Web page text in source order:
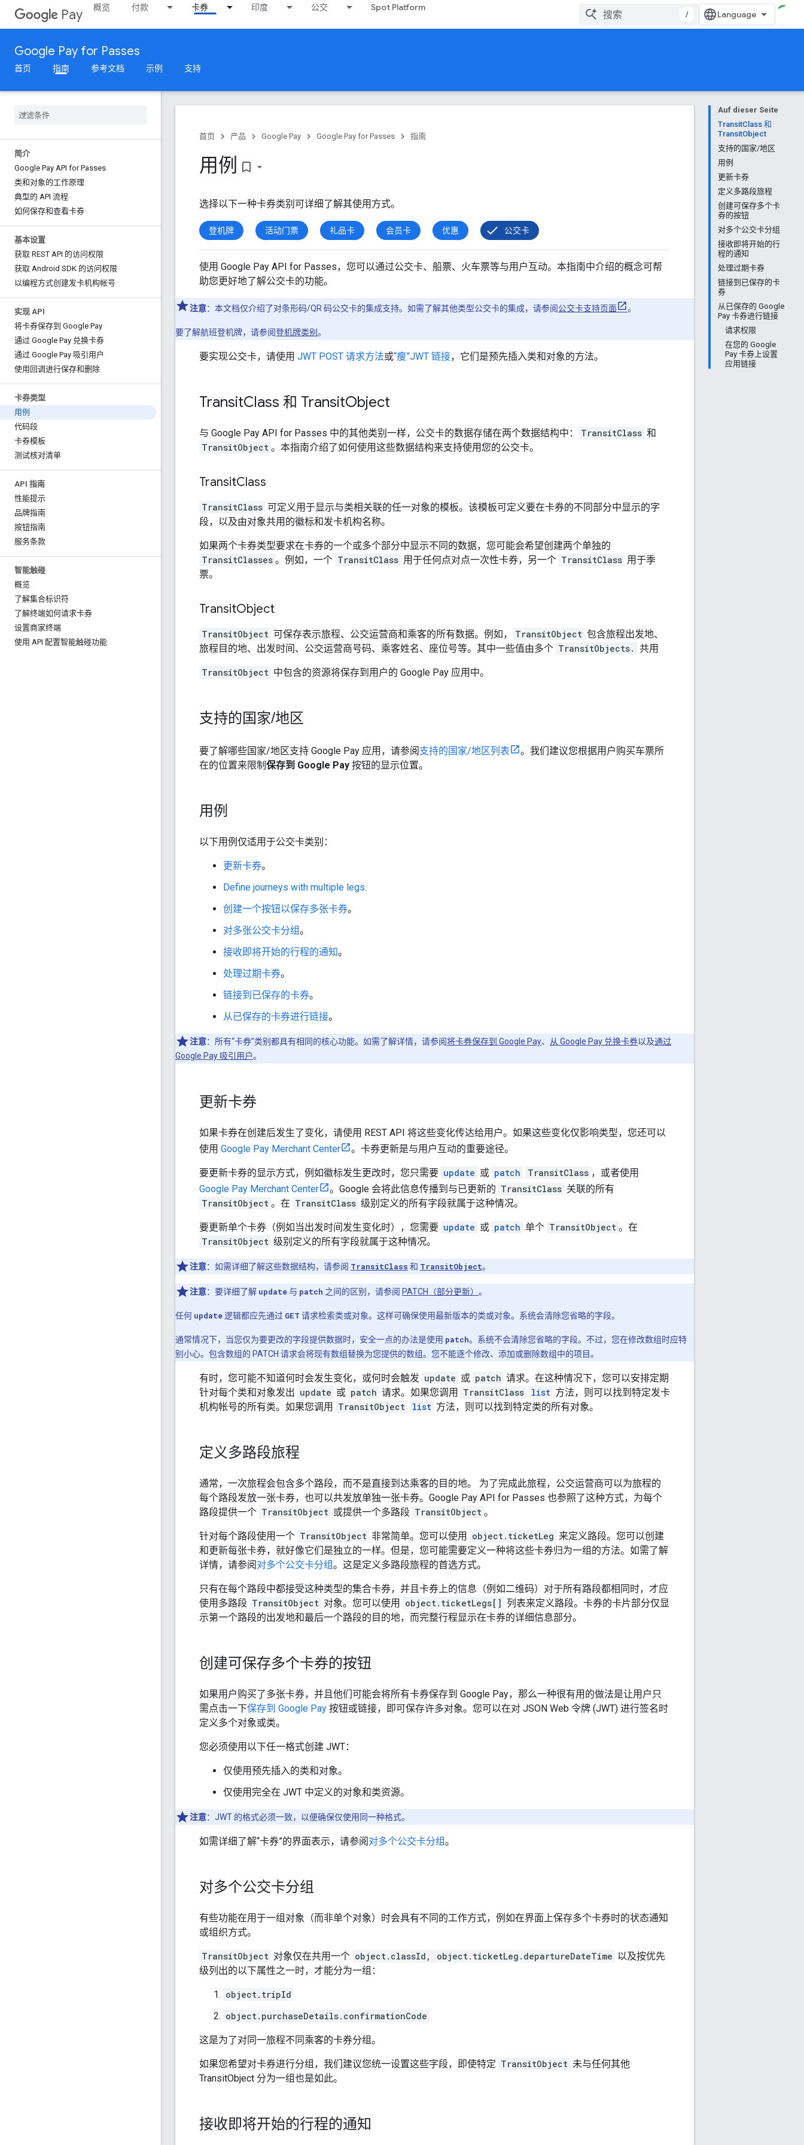
Pay 概览 付款 卡券 印度 公交 Spot Platform
/
Google Pay for Passes
首页 指南 参考文档 示例 支持
简介
Google Pay API for Passes
类和对象的工作原理
典型的 API 流程
如何保存和查看卡券
基本设置
获取 REST API 的访问权限
获取 Android SDK 的访问权限
以编程方式创建发卡机构帐号
实现 API
将卡券保存到 Google Pay
通过 Google Pay 兑换卡券
通过 Google Pay 吸引用户
使用回调进行保存和删除
卡券类型
用例
代码段
卡券模板
测试核对清单
API 指南
性能提示
品牌指南
按钮指南
服务条款
智能触碰
概览
了解集合标识符
了解终端如何请求卡券
设置商家终端
使用 API 配置智能触碰功能
Auf dieser Seite
TransitClass 和
TransitObject
支持的国家/地区
用例
更新卡券
定义多路段旅程
创建可保存多个卡
券的按钮
对多个公交卡分组
接收即将开始的行
程的通知
处理过期卡券
链接到已保存的卡
券
从已保存的 Google
Pay 卡券进行链接
请求权限
在您的 Google
Pay 卡券上设置
应用链接
首页 产品 Google Pay Google Pay for Passes 指南
用例 bookmark_border
选择以下一种卡券类别可详细了解其使用方式。
登机牌 活动门票 礼品卡 会员卡 优惠 公交卡
使用 Google Pay API for Passes，您可以通过公交卡、船票、火车票等与用户互动。本指南中介绍的概念可帮
助您更好地了解公交卡的功能。
注意：本文档仅介绍了对条形码/QR 码公交卡的集成支持。如需了解其他类型公交卡的集成，请参阅公交卡支持页面 。
要了解航班登机牌，请参阅登机牌类别 。
要实现公交卡，请使用 JWT POST 请求方法或“瘦”JWT 链接，它们是预先插入类和对象的方法。
TransitClass 和 TransitObject
与 Google Pay API for Passes 中的其他类别一样，公交卡的数据存储在两个数据结构中： TransitClass 和
TransitObject 。本指南介绍了如何使用这些数据结构来支持使用您的公交卡。
TransitClass
TransitClass 可定义用于显示与类相关联的任一对象的模板。该模板可定义要在卡券的不同部分中显示的字
段，以及由对象共用的徽标和发卡机构名称。
如果两个卡券类型要求在卡券的一个或多个部分中显示不同的数据，您可能会希望创建两个单独的
TransitClasses 。例如，一个 TransitClass 用于任何点对点一次性卡券，另一个 TransitClass 用于季
票。
TransitObject
TransitObject 可保存表示旅程、公交运营商和乘客的所有数据。例如， TransitObject 包含旅程出发地、
旅程目的地、出发时间、公交运营商号码、乘客姓名、座位号等。其中一些值由多个 TransitObjects. 共用
TransitObject 中包含的资源将保存到用户的 Google Pay 应用中。
支持的国家/地区
要了解哪些国家/地区支持 Google Pay 应用，请参阅支持的国家/地区列表
。我们建议您根据用户购买车票所
在的位置来限制 保存到 Google Pay 按钮的显示位置。
用例
以下用例仅适用于公交卡类别：
更新卡券。
Define journeys with multiple legs.
创建一个按钮以保存多张卡券。
对多张公交卡分组。
接收即将开始的行程的通知。
处理过期卡券。
链接到已保存的卡券。
从已保存的卡券进行链接。
注意：所有“卡券”类别都具有相同的核心功能。如需了解详情，请参阅将卡券保存到 Google Pay、 从 Google Pay 兑换卡券以及通过
Google Pay 吸引用户。
更新卡券
如果卡券在创建后发生了变化，请使用 REST API 将这些变化传达给用户。如果这些变化仅影响类型，您还可以
使用 Google Pay Merchant Center 。卡券更新是与用户互动的重要途径。
要更新卡券的显示方式，例如徽标发生更改时，您只需要 update 或 patch TransitClass ，或者使用
Google Pay Merchant Center
。Google 会将此信息传播到与已更新的 TransitClass 关联的所有
TransitObject 。在 TransitClass 级别定义的所有字段就属于这种情况。
要更新单个卡券（例如当出发时间发生变化时），您需要 update 或 patch 单个 TransitObject 。在
TransitObject 级别定义的所有字段就属于这种情况。
注意：如需详细了解这些数据结构，请参阅 TransitClass 和 TransitObject。
注意：要详细了解 update与 patch 之间的区别，请参阅 PATCH（部分更新） 。
任何 update逻辑都应先通过 GET 请求检索类或对象。这样可确保使用最新版本的类或对象。系统会清除您省略的字段。
通常情况下，当您仅为要更改的字段提供数据时，安全一点的办法是使用 patch。系统不会清除您省略的字段。不过，您在修改数组时应特
别小心。包含数组的 PATCH 请求会将现有数组替换为您提供的数组。您不能逐个修改、添加或删除数组中的项目。
有时，您可能不知道何时会发生变化，或何时会触发 update 或 patch 请求。在这种情况下，您可以安排定期
针对每个类和对象发出 update 或 patch 请求。如果您调用 TransitClass list 方法，则可以找到特定发卡
机构帐号的所有类。如果您调用
TransitObject list 方法，则可以找到特定类的所有对象。
定义多路段旅程
通常，一次旅程会包含多个路段，而不是直接到达乘客的目的地。 为了完成此旅程，公交运营商可以为旅程的
每个路段发放一张卡券，也可以共发放单独一张卡券。Google Pay API for Passes 也参照了这种方式，为每个
路段提供一个 TransitObject 或提供一个多路段 TransitObject 。
针对每个路段使用一个 TransitObject 非常简单。您可以使用 object.ticketLeg 来定义路段。您可以创建
和更新每张卡券，就好像它们是独立的一样。但是，您可能需要定义一种将这些卡券归为一组的方法。如需了解
详情，请参阅对多个公交卡分组。这是定义多路段旅程的首选方式。
只有在每个路段中都接受这种类型的集合卡券，并且卡券上的信息（例如二维码）对于所有路段都相同时，才应
使用多路段 TransitObject 对象。您可以使用 object.ticketLegs[] 列表来定义路段。卡券的卡片部分仅显
示第一个路段的出发地和最后一个路段的目的地，而完整行程显示在卡券的详细信息部分。
创建可保存多个卡券的按钮
如果用户购买了多张卡券，并且他们可能会将所有卡券保存到 Google Pay，那么一种很有用的做法是让用户只
需点击一下保存到 Google Pay 按钮或链接，即可保存许多对象。您可以在对 JSON Web 令牌 (JWT) 进行签名时
定义多个对象或类。
您必须使用以下任一格式创建 JWT：
仅使用预先插入的类和对象。
仅使用完全在 JWT 中定义的对象和类资源。
注意：JWT 的格式必须一致，以便确保仅使用同一种格式。
如需详细了解“卡券”的界面表示，请参阅对多个公交卡分组。
对多个公交卡分组
有些功能在用于一组对象（而非单个对象）时会具有不同的工作方式，例如在界面上保存多个卡券时的状态通知
或组织方式。
TransitObject 对象仅在共用一个 object.classId, object.ticketLeg.departureDateTime 以及按优先
级列出的以下属性之一时，才能分为一组：
object.tripId
object.purchaseDetails.confirmationCode
这是为了对同一旅程不同乘客的卡券分组。
如果您希望对卡券进行分组，我们建议您统一设置这些字段，即使特定 TransitObject 未与任何其他
TransitObject 分为一组也是如此。
接收即将开始的行程的通知